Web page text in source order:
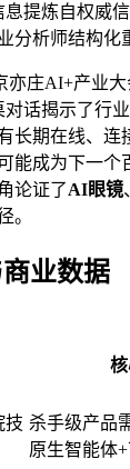
提炼自权威
分析师结构化
亦庄AI+产业
话揭示了行
长期在线、连
能成为下一个
论证了AI眼镜
。
业数据
技 杀手级产品
原生智能体